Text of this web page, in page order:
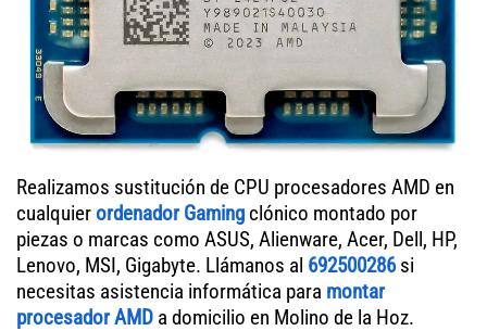
Realizamos sustitución de CPU procesadores AMD en
cualquierordenador Gaming clónico montado por
piezas o marcas como ASUS, Alienware, Acer, Dell, HP,
Lenovo, MSI, Gigabyte. Llámanos al 692500286si
necesitas asistencia informática para montar
procesador AMD a domicilio en Molino de la Hoz.